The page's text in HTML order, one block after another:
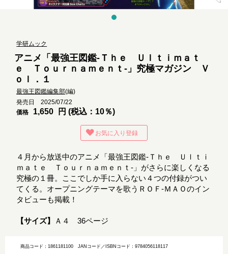
学研ムック
アニメ「最強王図鑑-Ｔｈｅ Ｕｌｔｉｍａｔ
ｅ Ｔｏｕｒｎａｍｅｎｔ-」究極マガジン Ｖ
ｏｌ．１
最強王図鑑編集部(編)
発売日 2025/07/22
価格
1,650 円 (税込：10％)
お気に入り登録
４月から放送中のアニメ「最強王図鑑-Ｔｈｅ Ｕｌｔｉ
ｍａｔｅ Ｔｏｕｒｎａｍｅｎｔ-」がさらに楽しくなる
究極の１冊。ここでしか手に入らない４つの付録がつい
てくる。オープニングテーマを歌うＲＯＦ-ＭＡＯのイン
タビューも掲載！
【サイズ】 Ａ４ 36ページ
商品コード：1861181100JANコード／ISBNコード：9784056118117